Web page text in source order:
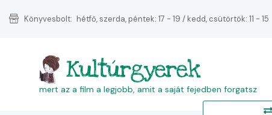
Könyvesbolt: hétfő, szerda, péntek: 17 - 19 / kedd, csütörtök: 11 - 15
Kultúrgyerek
mert az a film a legjobb, amit a saját fejedben forgatsz